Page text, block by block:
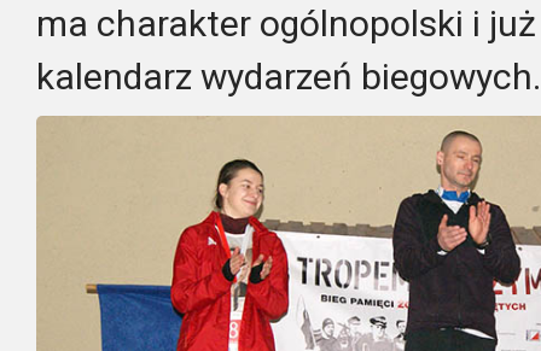
ma charakter ogólnopolski i już
kalendarz wydarzeń biegowych.